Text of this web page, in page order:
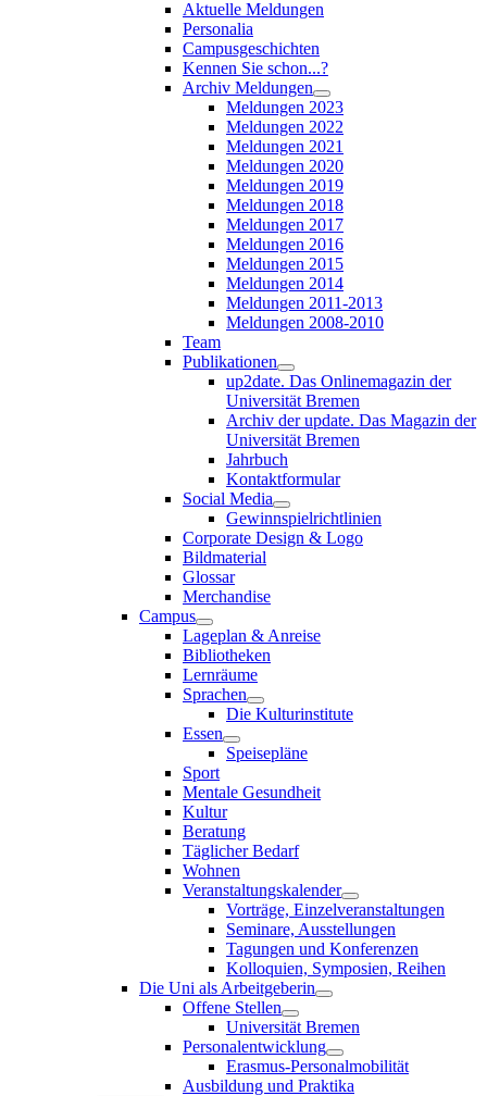
Aktuelle Meldungen
Personalia
Campusgeschichten
Kennen Sie schon...?
Archiv Meldungen
Meldungen 2023
Meldungen 2022
Meldungen 2021
Meldungen 2020
Meldungen 2019
Meldungen 2018
Meldungen 2017
Meldungen 2016
Meldungen 2015
Meldungen 2014
Meldungen 2011-2013
Meldungen 2008-2010
Team
Publikationen
up2date. Das Onlinemagazin der
Universität Bremen
Archiv der update. Das Magazin der
Universität Bremen
Jahrbuch
Kontaktformular
Social Media
Gewinnspielrichtlinien
Corporate Design & Logo
Bildmaterial
Glossar
Merchandise
Campus
Lageplan & Anreise
Bibliotheken
Lernräume
Sprachen
Die Kulturinstitute
Essen
Speisepläne
Sport
Mentale Gesundheit
Kultur
Beratung
Täglicher Bedarf
Wohnen
Veranstaltungskalender
Vorträge, Einzelveranstaltungen
Seminare, Ausstellungen
Tagungen und Konferenzen
Kolloquien, Symposien, Reihen
Die Uni als Arbeitgeberin
Offene Stellen
Universität Bremen
Personalentwicklung
Erasmus-Personalmobilität
Ausbildung und Praktika